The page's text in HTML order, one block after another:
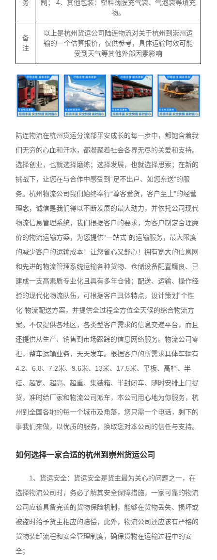
务
制； 4、其他包装：塑料薄膜充气袋、气泡袋等填充
物。
备
注
以上是杭州货运公司陆连物流对关于杭州到崇州运
输的一个估算报价，仅供参考，具体运输时效可能
受到天气等其他外部因素影响
陆连物流在杭州货运分流部平安成长的每一步中，都饱含着我
们无穷的心血和汗水，都凝聚着社会各界无尽的关爱和支持。
选择创业，也就选择磨练；选择发展，也就选择思索；在新的
挑战下，让您在与合作中感受到“足不出户、如您亲送”的服
务。杭州物流公司我们始终奉行“尊客爱货，客户至上”的经营
理念，诚信是我们得以不断发展的最大动力，并依托公司现代
物流信息管理系统，我们根据客户的要求，为客户制定合理廉
价的物流运输方案，为您提供“一站式”的运输服务，最大限度
的减少客户的运输成本！让您省心又舒心！拥有宽大的信息网
和先进的物流管理系统运输各种货物、仓储设备配置精良、已
建成一支高素质专业化且具有多年仓储；配送、运输、操作经
验的现代化物流队伍，可根据客户具体特点，设计策划”个性
化”物流配送方案，并提供全过程全方位全天候的综合物流方
案。不仅提供各地区，各类型客户需求的信息交递平台，而且
还提供从生产、销售到市场跟踪的信息网络服务。物流公司零
担，整车运输业务，天天发车。根据客户的所需求具体车辆有
4.2、6.8、7.2米、9.6米、13米、17.5米、平板、高栏、半
挂、超宽、超高、超重、集装箱、半封闭车、随时安排上门提
货，准时给厂家和物流公司派车，本公司用心地为你服务，杭
州到全国各地的每一个城市及角落，您只需一个电话，剩下的
事我们来做，以优质的服务，换取您对本公司的信任与支持。
如何选择一家合适的杭州到崇州货运公司
1、货运安全：货运安全是货主最为关心的问题之一，在
选择物流公司时，务必了解其安全保障措施，一家可靠的物流
公司应该具备完善的货物保险机制，能够在货物丢失、损坏或
被盗时给予货主相应的赔偿，此外，物流公司还应该有严格的
货物装卸流程和安全管理制度，确保货物在运输过程中的安
全；